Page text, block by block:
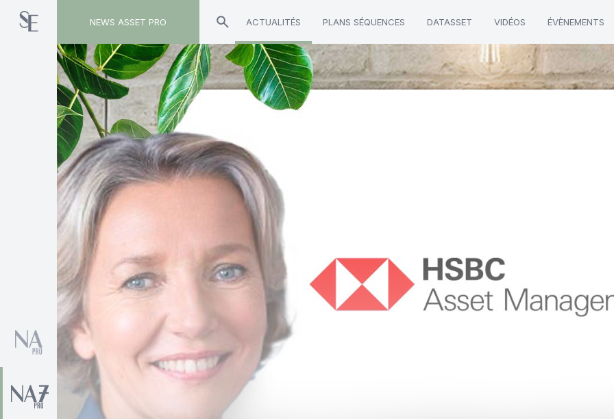
NEWS ASSET PRO ACTUALITÉS PLANS SÉQUENCES DATASSET VIDÉOS ÉVÈNEMENTS
Toute l'actualité sur le tag "Isabelle Bourcier"